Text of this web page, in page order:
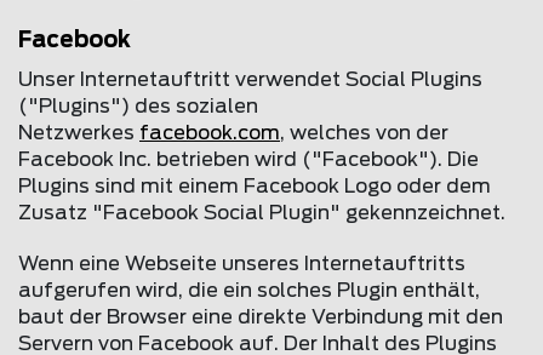
Facebook
Unser Internetauftritt verwendet Social Plugins
("Plugins") des sozialen
Netzwerkes facebook.com, welches von der
Facebook Inc. betrieben wird ("Facebook"). Die
Plugins sind mit einem Facebook Logo oder dem
Zusatz "Facebook Social Plugin" gekennzeichnet.
Wenn eine Webseite unseres Internetauftritts
aufgerufen wird, die ein solches Plugin enthält,
baut der Browser eine direkte Verbindung mit den
Servern von Facebook auf. Der Inhalt des Plugins